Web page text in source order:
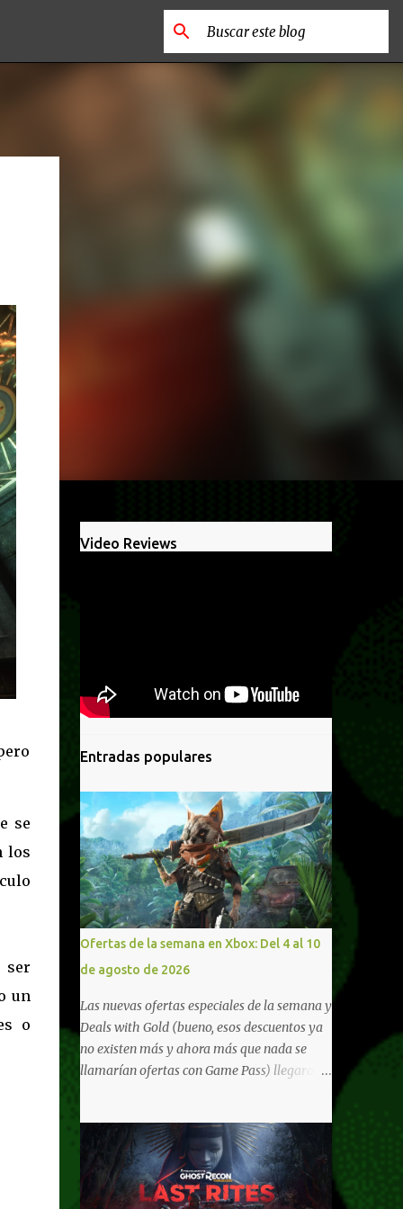
se
los
ser
un
o
Video Reviews
Entradas populares
Ofertas de la semana en Xbox: Del 4 al 10
de agosto de 2026
Las nuevas ofertas especiales de la semana y
Deals with Gold (bueno, esos descuentos ya
no existen más y ahora más que nada se
llamarían ofertas con Game Pass) llegaron a
10/11, varios de los juegos que están de
oferta también cuentan con soporte para
Xbox Play Anywhere, lo que nos permite
jugarlos y mantener un progreso